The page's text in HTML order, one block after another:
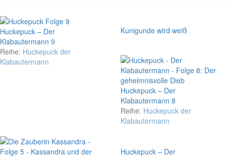
Huckepuck – Der
Klabautermann 9
Reihe: Huckepuck der
Klabautermann
Kunigunde wird weiß
Huckepuck – Der
Klabautermann 8
Reihe: Huckepuck der
Klabautermann
Huckepuck – Der